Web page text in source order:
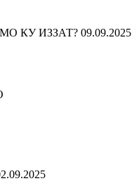
ИЗЗАТ? 09.09.2025